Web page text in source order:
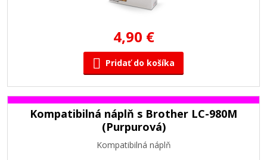
4,90 €
Pridať do košíka
Kompatibilná náplň s Brother LC-980M
(Purpurová)
Kompatibilná náplň